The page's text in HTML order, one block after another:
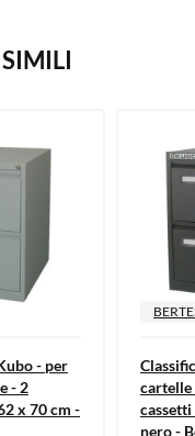
- per
- 2
x 70 cm -
cartelle
nero -